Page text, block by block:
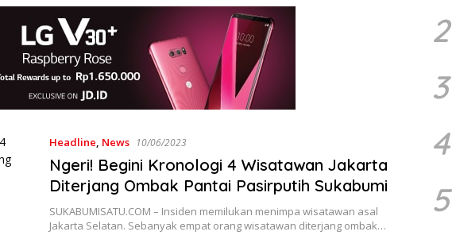
Headline News 10/06/2023
Ngeri! Begini Kronologi 4 Wisatawan Jakarta
Diterjang Ombak Pantai Pasirputih Sukabumi
SUKABUMISATU.COM – Insiden memilukan menimpa wisatawan asal
Jakarta Selatan. Sebanyak empat orang wisatawan diterjang ombak…
2
3
4
5